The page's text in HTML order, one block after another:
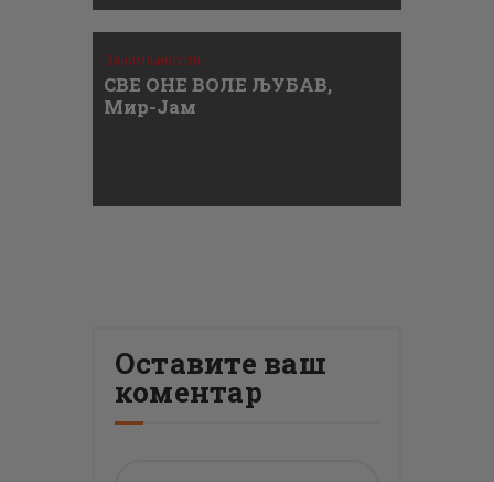
Занимљивости
СВЕ ОНЕ ВОЛЕ ЉУБАВ,
Мир-Јам
Оставите ваш
коментар